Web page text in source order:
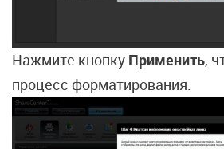
Нажмите кнопку Применить,
процесс форматирования.